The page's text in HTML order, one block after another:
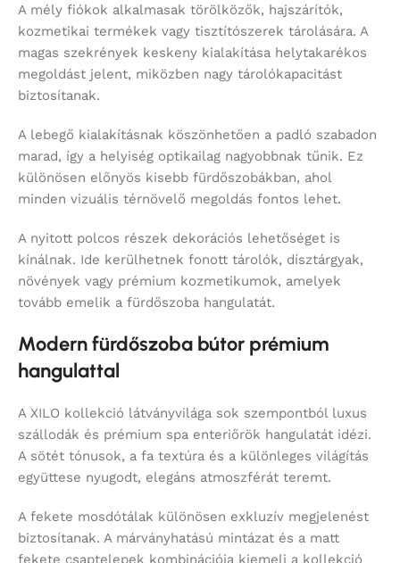
A mély fiókok alkalmasak törölközők, hajszárítók,
kozmetikai termékek vagy tisztítószerek tárolására. A
magas szekrények keskeny kialakítása helytakarékos
megoldást jelent, miközben nagy tárolókapacitást
biztosítanak.
A lebegő kialakításnak köszönhetően a padló szabadon
marad, így a helyiség optikailag nagyobbnak tűnik. Ez
különösen előnyös kisebb fürdőszobákban, ahol
minden vizuális térnövelő megoldás fontos lehet.
A nyitott polcos részek dekorációs lehetőséget is
kínálnak. Ide kerülhetnek fonott tárolók, dísztárgyak,
növények vagy prémium kozmetikumok, amelyek
tovább emelik a fürdőszoba hangulatát.
Modern fürdőszoba bútor prémium
hangulattal
A XILO kollekció látványvilága sok szempontból luxus
szállodák és prémium spa enteriőrök hangulatát idézi.
A sötét tónusok, a fa textúra és a különleges világítás
együttese nyugodt, elegáns atmoszférát teremt.
A fekete mosdótálak különösen exkluzív megjelenést
biztosítanak. A márványhatású mintázat és a matt
fekete csaptelepek kombinációja kiemeli a kollekció